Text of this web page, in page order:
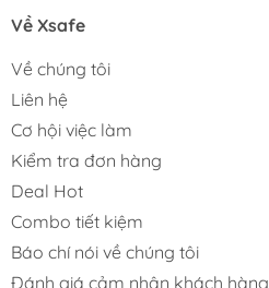
Về Xsafe
Về chúng tôi
Liên hệ
Cơ hội việc làm
Kiểm tra đơn hàng
Deal Hot
Combo tiết kiệm
Báo chí nói về chúng tôi
Đánh giá cảm nhận khách hàng